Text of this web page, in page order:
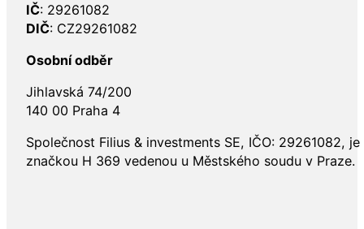
IČ: 29261082
DIČ: CZ29261082
Osobní odběr
Jihlavská 74/200
140 00 Praha 4
Společnost Filius & investments SE, IČO: 29261082,
značkou H 369 vedenou u Městského soudu v Praze.